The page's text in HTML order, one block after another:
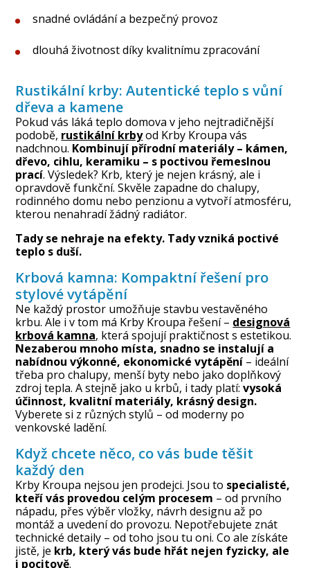
snadné ovládání a bezpečný provoz
dlouhá životnost díky kvalitnímu zpracování
Rustikální krby: Autentické teplo s vůní
dřeva a kamene
Pokud vás láká teplo domova v jeho nejtradičnější
podobě, rustikální krbyod Krby Kroupa vás
nadchnou. Kombinují přírodní materiály – kámen,
dřevo, cihlu, keramiku – s poctivou řemeslnou
prací. Výsledek? Krb, který je nejen krásný, ale i
opravdově funkční. Skvěle zapadne do chalupy,
rodinného domu nebo penzionu a vytvoří atmosféru,
kterou nenahradí žádný radiátor.
Tady se nehraje na efekty. Tady vzniká poctivé
teplo s duší.
Krbová kamna: Kompaktní řešení pro
stylové vytápění
Ne každý prostor umožňuje stavbu vestavěného
krbu. Ale i v tom má Krby Kroupa řešení – designová
krbová kamna, která spojují praktičnost s estetikou.
Nezaberou mnoho místa, snadno se instalují a
nabídnou výkonné, ekonomické vytápění – ideální
třeba pro chalupy, menší byty nebo jako doplňkový
zdroj tepla. A stejně jako u krbů, i tady platí:vysoká
účinnost, kvalitní materiály, krásný design.
Vyberete si z různých stylů – od moderny po
venkovské ladění.
Když chcete něco, co vás bude těšit
každý den
Krby Kroupa nejsou jen prodejci. Jsou to specialisté,
kteří vás provedou celým procesem – od prvního
nápadu, přes výběr vložky, návrh designu až po
montáž a uvedení do provozu. Nepotřebujete znát
technické detaily – od toho jsou tu oni. Co ale získáte
jistě, je krb, který vás bude hřát nejen fyzicky, ale
i pocitově.